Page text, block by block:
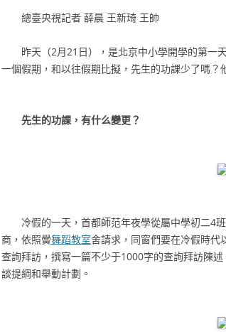
總臺央視記者 薛晨 王新琦 王帥
昨天（2月21日），是北京中小學開學的第一
一個假期，和以往假期比擬，先生的功課少了嗎？
先生的功課，有什么變更？
冷假的一天，首都師范年夜學從屬中學初二4
商，依照黌舞蹈教室舍請求，同窗們要在冷假時代
查詢拜訪，撰寫一篇不少于1000字的查詢拜訪陳
談提綱和舉動計劃。